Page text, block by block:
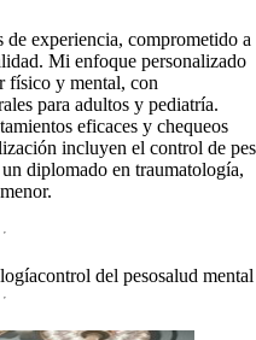
de experiencia, comprometido a
Mi enfoque personalizado
físico y mental, con
para adultos y pediatría.
eficaces y chequeos
incluyen el control de
diplomado en traumatología,
control del pesosalud mental